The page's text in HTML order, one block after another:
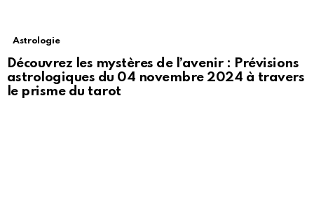
Astrologie
Découvrez les mystères de l’avenir : Prévisions
astrologiques du 04 novembre 2024 à travers
le prisme du tarot